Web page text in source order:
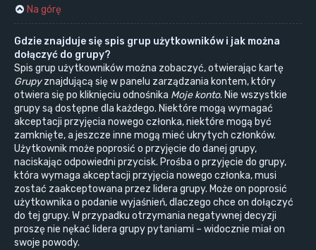
Na górę
Gdzie znajduje się spis grup użytkowników i jak można
dołączyć do grupy?
Spis grup użytkowników można zobaczyć, otwierając kartę
Grupyznajdującą się w panelu zarządzania kontem, który
otwiera się po kliknięciu odnośnika Moje konto. Nie wszystkie
grupy są dostępne dla każdego. Niektóre mogą wymagać
akceptacji przyjęcia nowego członka, niektóre mogą być
zamknięte, a jeszcze inne mogą mieć ukrytych członków.
Użytkownik może poprosić o przyjęcie do danej grupy,
naciskając odpowiedni przycisk. Prośba o przyjęcie do grupy,
która wymaga akceptacji przyjęcia nowego członka, musi
zostać zaakceptowana przez lidera grupy. Może on poprosić
użytkownika o podanie wyjaśnień, dlaczego chce on dołączyć
do tej grupy. W przypadku otrzymania negatywnej decyzji
proszę nie nękać lidera grupy pytaniami – widocznie miał on
swoje powody.